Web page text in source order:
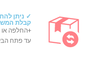
קבלת
עד פתח